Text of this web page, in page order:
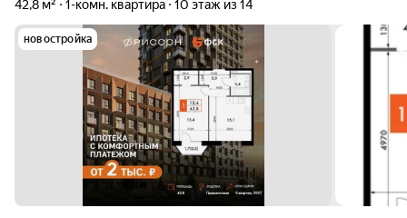
42,8 м²
1-комн. квартира 10 этаж из 14
новостройка